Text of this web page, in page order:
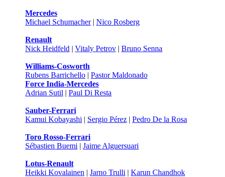
Mercedes
Michael Schumacher| Nico Rosberg
Renault
Nick Heidfeld | Vitaly Petrov | Bruno Senna
Williams-Cosworth
Rubens Barrichello | Pastor Maldonado
Force India-Mercedes
Adrian Sutil | Paul Di Resta
Sauber-Ferrari
Kamui Kobayashi | Sergio Pérez | Pedro De la Rosa
Toro Rosso-Ferrari
Sébastien Buemi | Jaime Alguersuari
Lotus-Renault
Heikki Kovalainen | Jarno Trulli | Karun Chandhok